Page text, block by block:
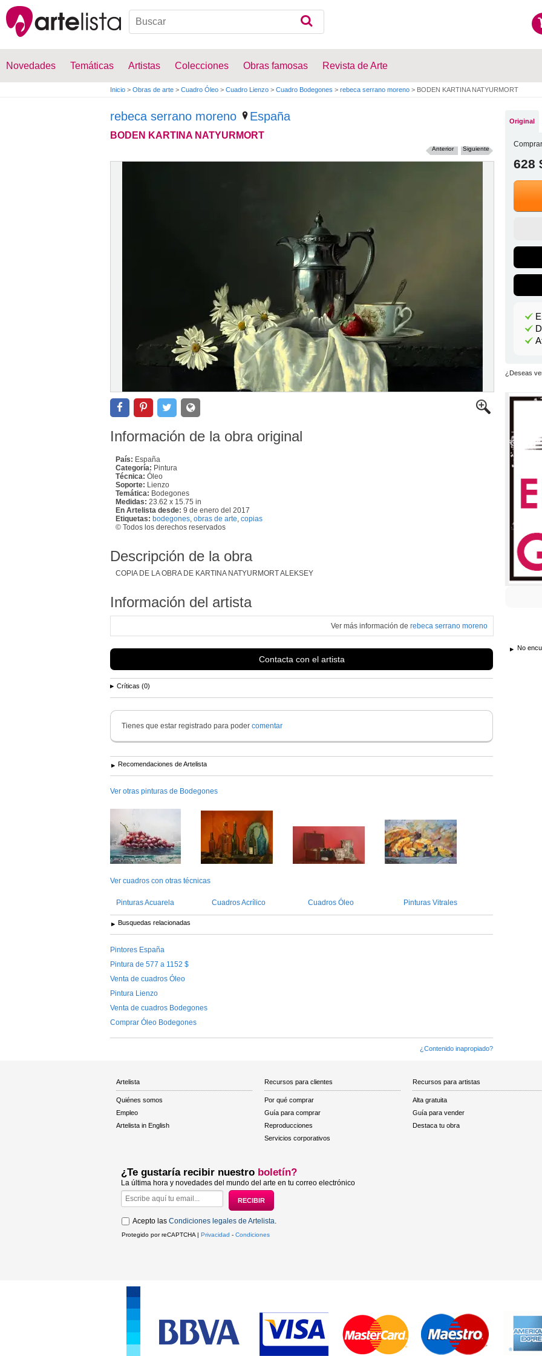
Novedades Temáticas Artistas Colecciones Obras famosas Revista de Arte
Inicio > Obras de arte > Cuadro Óleo > Cuadro Lienzo > Cuadro Bodegones > rebeca serrano moreno > BODEN KARTINA NATYURMORT
rebeca serrano moreno España
BODEN KARTINA NATYURMORT
Siguiente
Anterior
Información de la obra original
País: España
Categoría: Pintura
Técnica: Óleo
Soporte: Lienzo
Temática: Bodegones
Medidas: 23.62 x 15.75 in
En Artelista desde: 9 de enero del 2017
Etiquetas: bodegones obras de arte copias
© Todos los derechos reservados
Descripción de la obra
COPIA DE LA OBRA DE KARTINA NATYURMORT ALEKSEY
Información del artista
Ver más información de rebeca serrano moreno
Contacta con el artista
Críticas (0)
Tienes que estar registrado para poder comentar
Recomendaciones de Artelista
Ver otras pinturas de Bodegones
Ver cuadros con otras técnicas
Pinturas Acuarela Cuadros Acrílico Cuadros Óleo Pinturas Vitrales
Busquedas relacionadas
Pintores España
Pintura de 577 a 1152 $
Venta de cuadros Óleo
Pintura Lienzo
Venta de cuadros Bodegones
Comprar Óleo Bodegones
¿Contenido inapropiado?
Original
628
¿Deseas
No
Artelista
Quiénes somos
Empleo
Artelista in English
Recursos para clientes
Por qué comprar
Guía para comprar
Reproducciones
Servicios corporativos
Recursos para artistas
Alta gratuita
Guía para vender
Destaca tu obra
¿Te gustaría recibir nuestro boletín?
La última hora y novedades del mundo del arte en tu correo electrónico
Acepto las Condiciones legales de Artelista
Protegido por reCAPTCHA | Privacidad - Condiciones